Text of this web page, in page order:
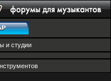
и студии